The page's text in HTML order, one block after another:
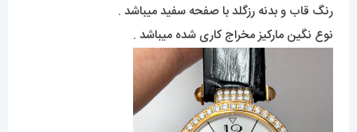
رنگ قاب و بدنه رزگلد با صفحه سفید میباشد .
نوع نگین مارکیز مخراج کاری شده میباشد .